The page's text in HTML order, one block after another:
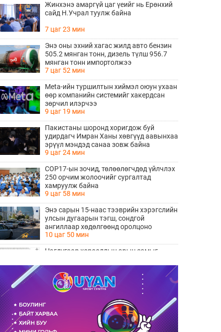
Жинхэнэ амаргүй цаг үеийг нь Ерөнхий
сайд Н.Учрал туулж байна
7 цаг 23 мин
Энэ оны эхний хагас жилд авто бензин
505.2 мянган тонн, дизель түлш 956.7
мянган тонн импортолжээ
7 цаг 52 мин
Meta-ийн туршилтын хиймэл оюун ухаан
өөр компанийн системийг хакердсан
зөрчил илэрчээ
9 цаг 19 мин
Пакистаны шоронд хоригдож буй
удирдагч Имран Ханы хөвгүүд аавынхаа
эрүүл мэндэд санаа зовж байна
9 цаг 24 мин
COP17-ын зочид, төлөөлөгчдөд үйлчлэх
250 орчим жолоочийг сургалтад
хамруулж байна
9 цаг 58 мин
Энэ сарын 15-наас тээврийн хэрэгслийн
улсын дугаарын тэгш, сондгой
ангиллаар хөдөлгөөнд оролцоно
10 цаг 50 мин
Нэгдүгээр хорооллын арын замыг
хааж, борооны ус зайлуулах шугамын
хөндлөн сэтэлгээ хийнэ
10 цаг 51 мин
“Туул усан цогцолбор” төслийн
нэгдүгээр шатны ТЭЗҮ-ийг
боловсруулах ажил 90 хувийн
гүйцэтгэлтэй байна
10 цаг 53 мин